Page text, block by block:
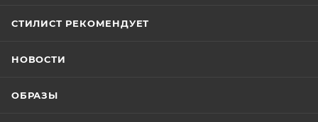
СТИЛИСТ РЕКОМЕНДУЕТ
НОВОСТИ
ОБРАЗЫ